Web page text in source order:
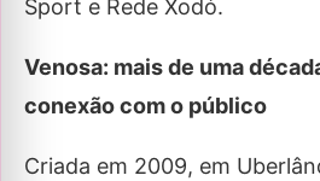
Sport e Rede Xodó.
Venosa: mais de uma
conexão com o público
Criada em 2009, em